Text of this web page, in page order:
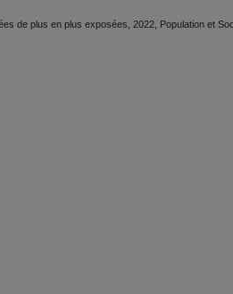
de plus en plus exposées, 2022, Population et